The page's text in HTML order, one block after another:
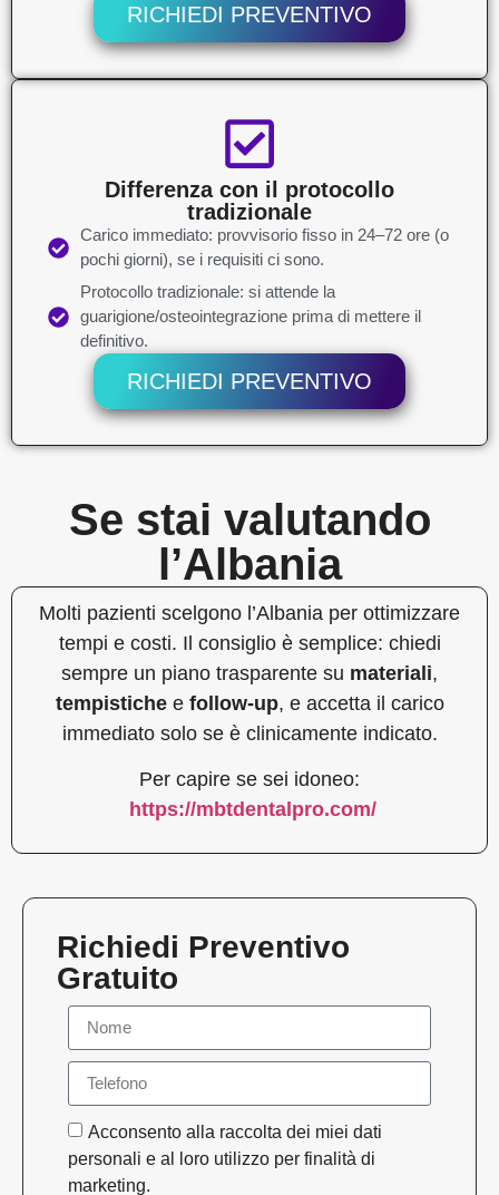
RICHIEDI PREVENTIVO
Differenza con il protocollo
tradizionale
Carico immediato: provvisorio fisso in 24–72 ore (o
pochi giorni), se i requisiti ci sono.
Protocollo tradizionale: si attende la
guarigione/osteointegrazione prima di mettere il
definitivo.
RICHIEDI PREVENTIVO
Se stai valutando
l’Albania
Molti pazienti scelgono l’Albania per ottimizzare
tempi e costi. Il consiglio è semplice: chiedi
sempre un piano trasparente su materiali,
tempistichee follow-up, e accetta il carico
immediato solo se è clinicamente indicato.
Per capire se sei idoneo:
https://mbtdentalpro.com/
Richiedi Preventivo
Gratuito
Acconsento alla raccolta dei miei dati
personali e al loro utilizzo per finalità di
marketing.